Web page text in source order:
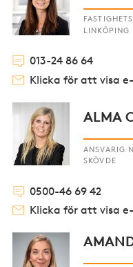
LINKÖPING
013-24 86 64
Klicka för att visa
ALMA
ANSVARIG
SKÖVDE
0500-46 69 42
Klicka för att visa